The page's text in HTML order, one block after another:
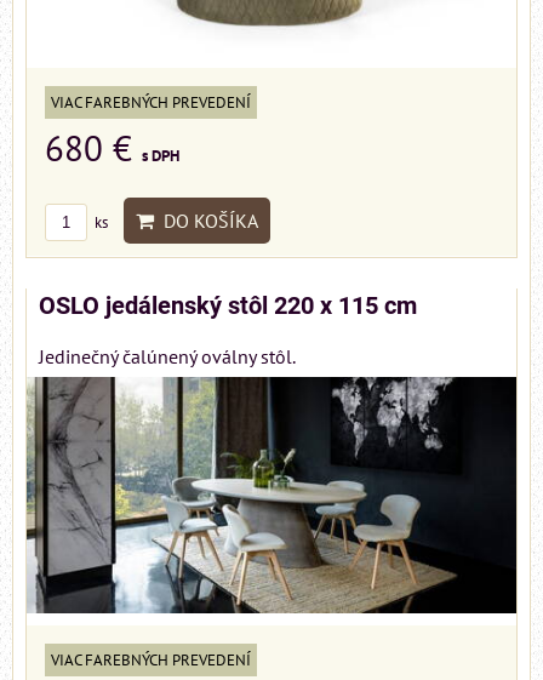
VIAC FAREBNÝCH PREVEDENÍ
680 € s DPH
ks DO KOŠÍKA
OSLO jedálenský stôl 220 x 115 cm
Jedinečný čalúnený oválny stôl.
VIAC FAREBNÝCH PREVEDENÍ